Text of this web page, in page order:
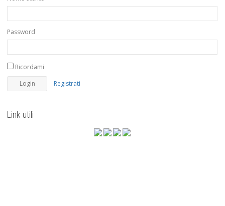
Password
Ricordami
Registrati
Link utili